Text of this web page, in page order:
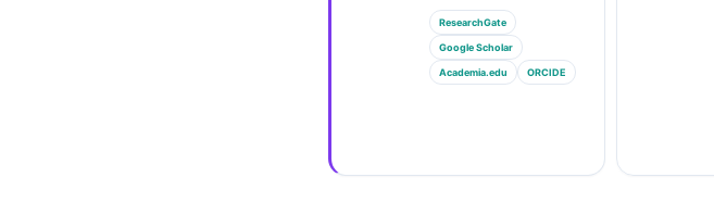
ResearchGate
Google Scholar
Academia.edu ORCIDE